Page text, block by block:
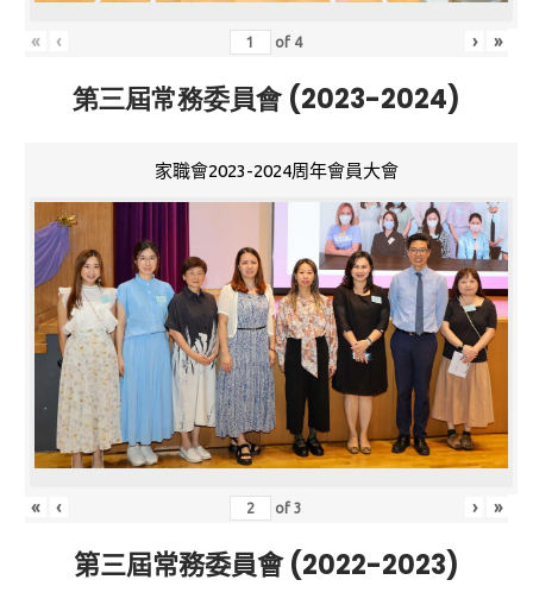
« ‹ of 4 › »
第三屆常務委員會 (2023-2024)
家職會2023-2024周年會員大會
« ‹ of3 › »
第三屆常務委員會 (2022-2023)